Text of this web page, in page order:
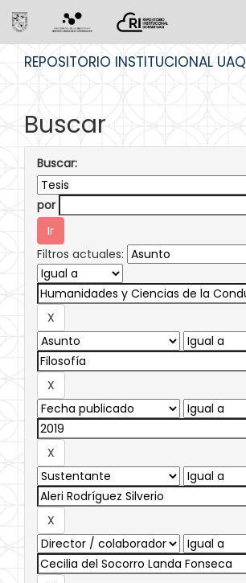
REPOSITORIO INSTITUCIONAL UAQ
Buscar
Buscar:
por
Filtros actuales: